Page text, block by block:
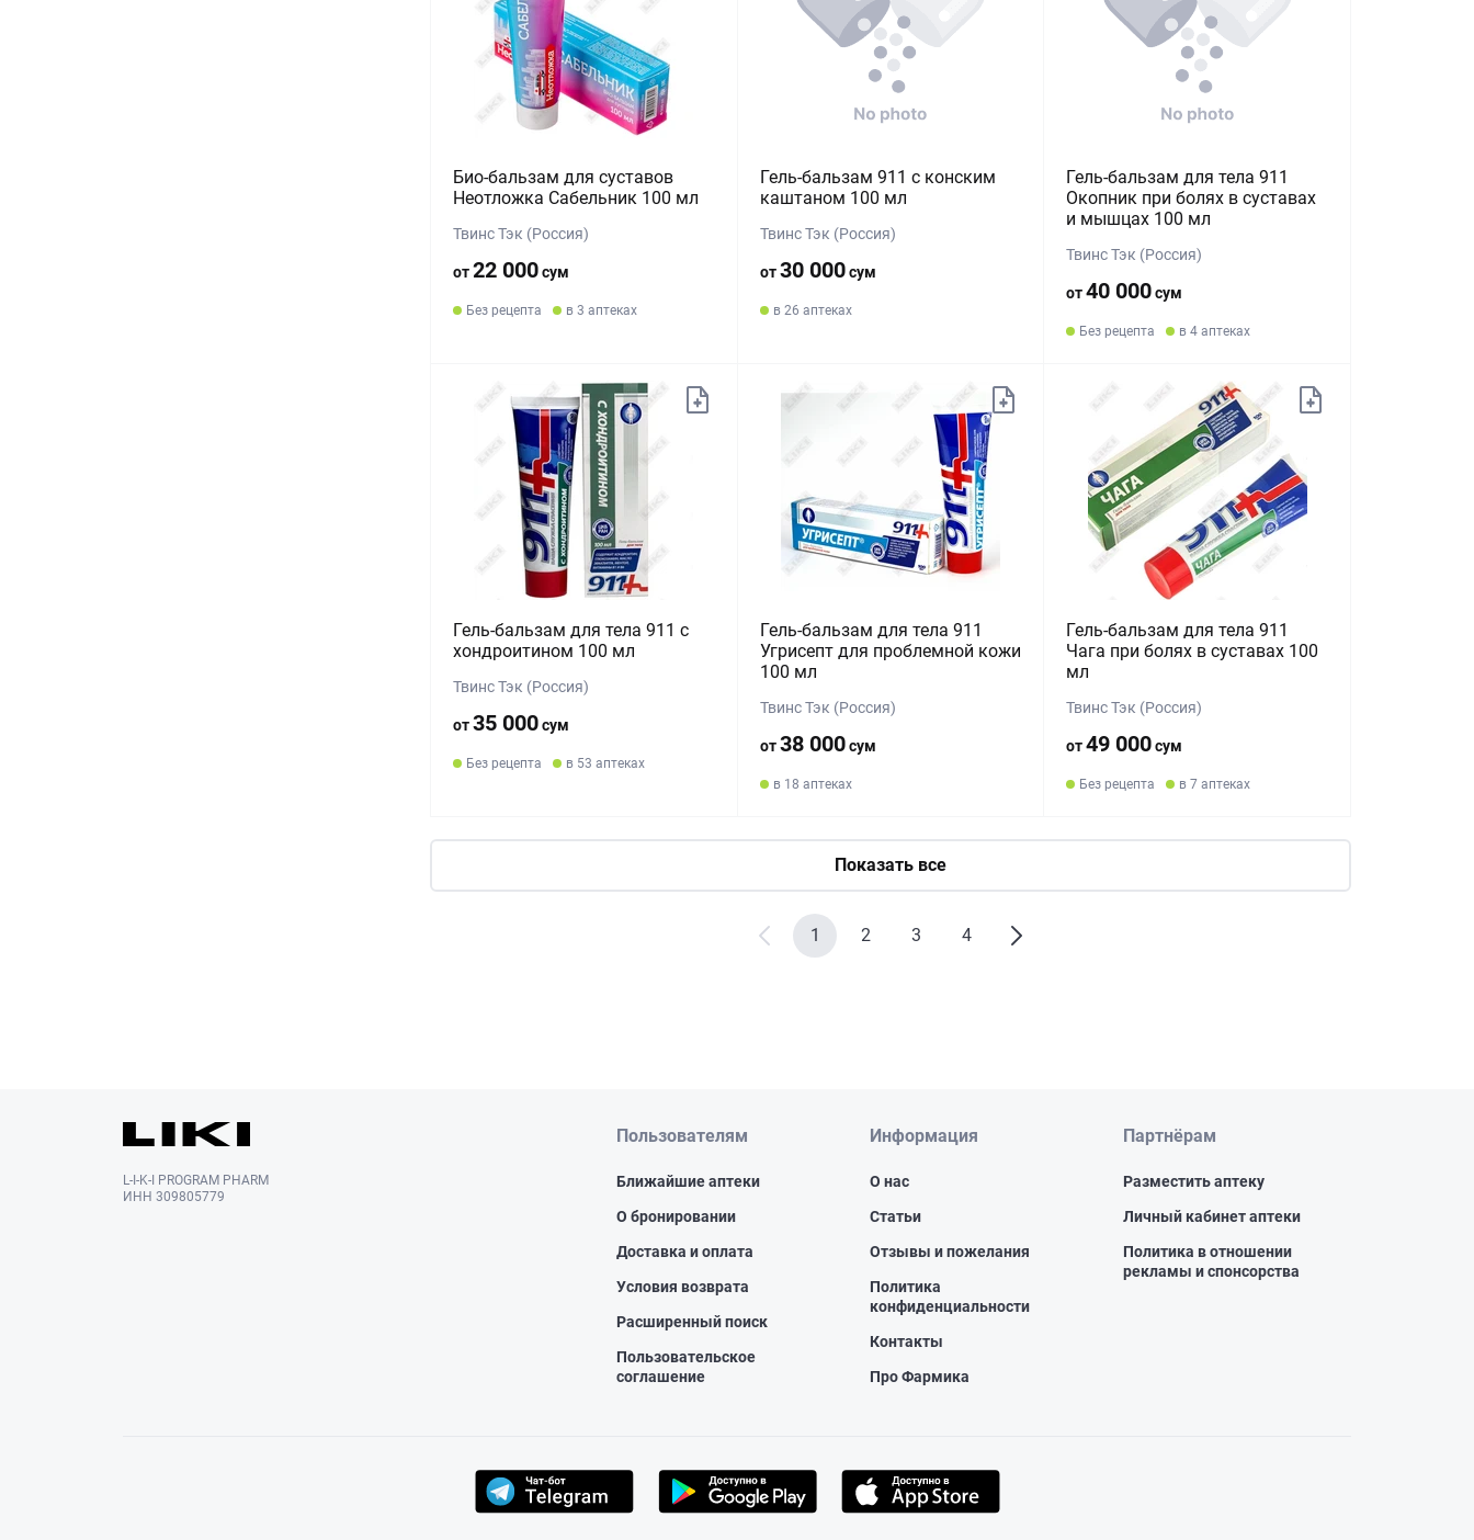
Био-бальзам для суставов
Неотложка Сабельник 100 мл
Твинс Тэк (Россия)
от22 000сум
Без рецепта в 3 аптеках
Гель-бальзам 911 с конским
каштаном 100 мл
Твинс Тэк (Россия)
от30 000сум
в 26 аптеках
Гель-бальзам для тела 911
Окопник при болях в суставах
и мышцах 100 мл
Твинс Тэк (Россия)
от40 000сум
Без рецепта в 4 аптеках
Гель-бальзам для тела 911 с
хондроитином 100 мл
Твинс Тэк (Россия)
от35 000сум
Без рецепта в 53 аптеках
Гель-бальзам для тела 911
Угрисепт для проблемной кожи
100 мл
Твинс Тэк (Россия)
от38 000сум
в 18 аптеках
Гель-бальзам для тела 911
Чага при болях в суставах 100
мл
Твинс Тэк (Россия)
от49 000сум
Без рецепта в 7 аптеках
Показать все
1 2 3 4
L-I-K-I PROGRAM PHARM
ИНН 309805779
Пользователям
Ближайшие аптеки
О бронировании
Доставка и оплата
Условия возврата
Расширенный поиск
Пользовательское
соглашение
Информация
О нас
Статьи
Отзывы и пожелания
Политика
конфиденциальности
Контакты
Про Фармика
Партнёрам
Разместить аптеку
Личный кабинет аптеки
Политика в отношении
рекламы и спонсорства